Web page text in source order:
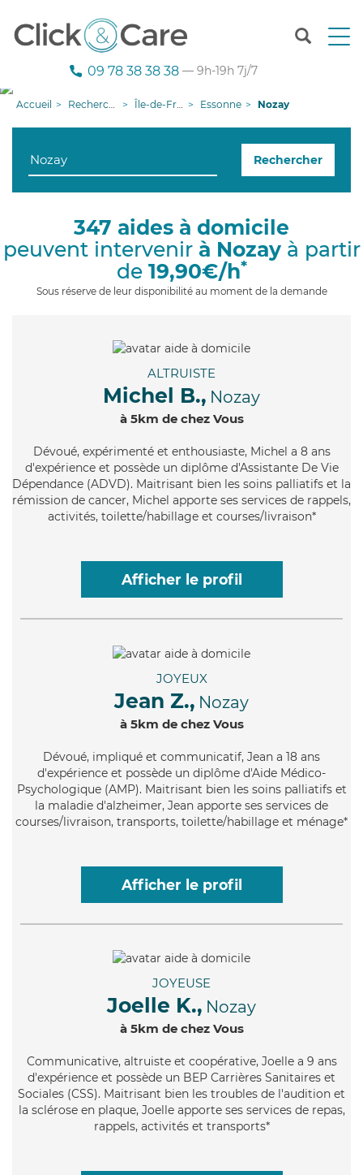
T
n
g
i
09 78 38 38 38 — 9h-19h 7j/7
Accueil Recherche aide à domicile Île-de-France Essonne Nozay
Rechercher
347 aides à domicile
peuvent intervenir à Nozayà partir
de 19,90€/h*
Sous réserve de leur disponibilité au moment de la demande
ALTRUISTE
Michel B., Nozay
à 5km de chez Vous
Dévoué, expérimenté et enthousiaste, Michel a 8 ans
d'expérience et possède un diplôme d'Assistante De Vie
Dépendance (ADVD). Maitrisant bien les soins palliatifs et la
rémission de cancer, Michel apporte ses services de rappels,
activités, toilette/habillage et courses/livraison*
Afficher le profil
JOYEUX
Jean Z., Nozay
à 5km de chez Vous
Dévoué, impliqué et communicatif, Jean a 18 ans
d'expérience et possède un diplôme d'Aide Médico-
Psychologique (AMP). Maitrisant bien les soins palliatifs et
la maladie d'alzheimer, Jean apporte ses services de
courses/livraison, transports, toilette/habillage et ménage*
Afficher le profil
JOYEUSE
Joelle K., Nozay
à 5km de chez Vous
Communicative, altruiste et coopérative, Joelle a 9 ans
d'expérience et possède un BEP Carrières Sanitaires et
Sociales (CSS). Maitrisant bien les troubles de l'audition et
la sclérose en plaque, Joelle apporte ses services de repas,
rappels, activités et transports*